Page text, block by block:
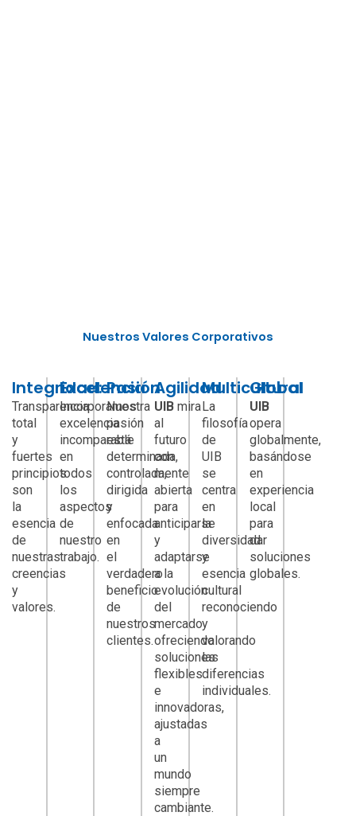
Nuestros Valores Corporativos
Integridad:
Transparencia
total
y
fuertes
principios
son
la
esencia
de
nuestras
creencias
y
valores.
Excelencia
Incorporamos
excelencia
incomparable
en
todos
los
aspectos
de
nuestro
trabajo.
Pasión
Nuestra
pasión
está
determinada,
controlada,
dirigida
y
enfocada
en
el
verdadero
beneficio
de
nuestros
clientes.
Agilidad
UIB mira
al
futuro
con
mente
abierta
para
anticiparse
y
adaptarse
a la
evolución
del
mercado
ofreciendo
soluciones
flexibles
e
innovadoras,
ajustadas
a
un
mundo
siempre
cambiante.
Multicultural
La
filosofía
de
UIB
se
centra
en
la
diversidad
y
esencia
cultural
reconociendo
y
valorando
las
diferencias
individuales.
Global
UIB
opera
globalmente,
basándose
en
experiencia
local
para
dar
soluciones
globales.